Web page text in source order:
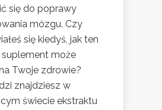
się do poprawy
mózgu. Czy
się kiedyś, jak ten
może
Twoje zdrowie?
znajdziesz w
świecie ekstraktu